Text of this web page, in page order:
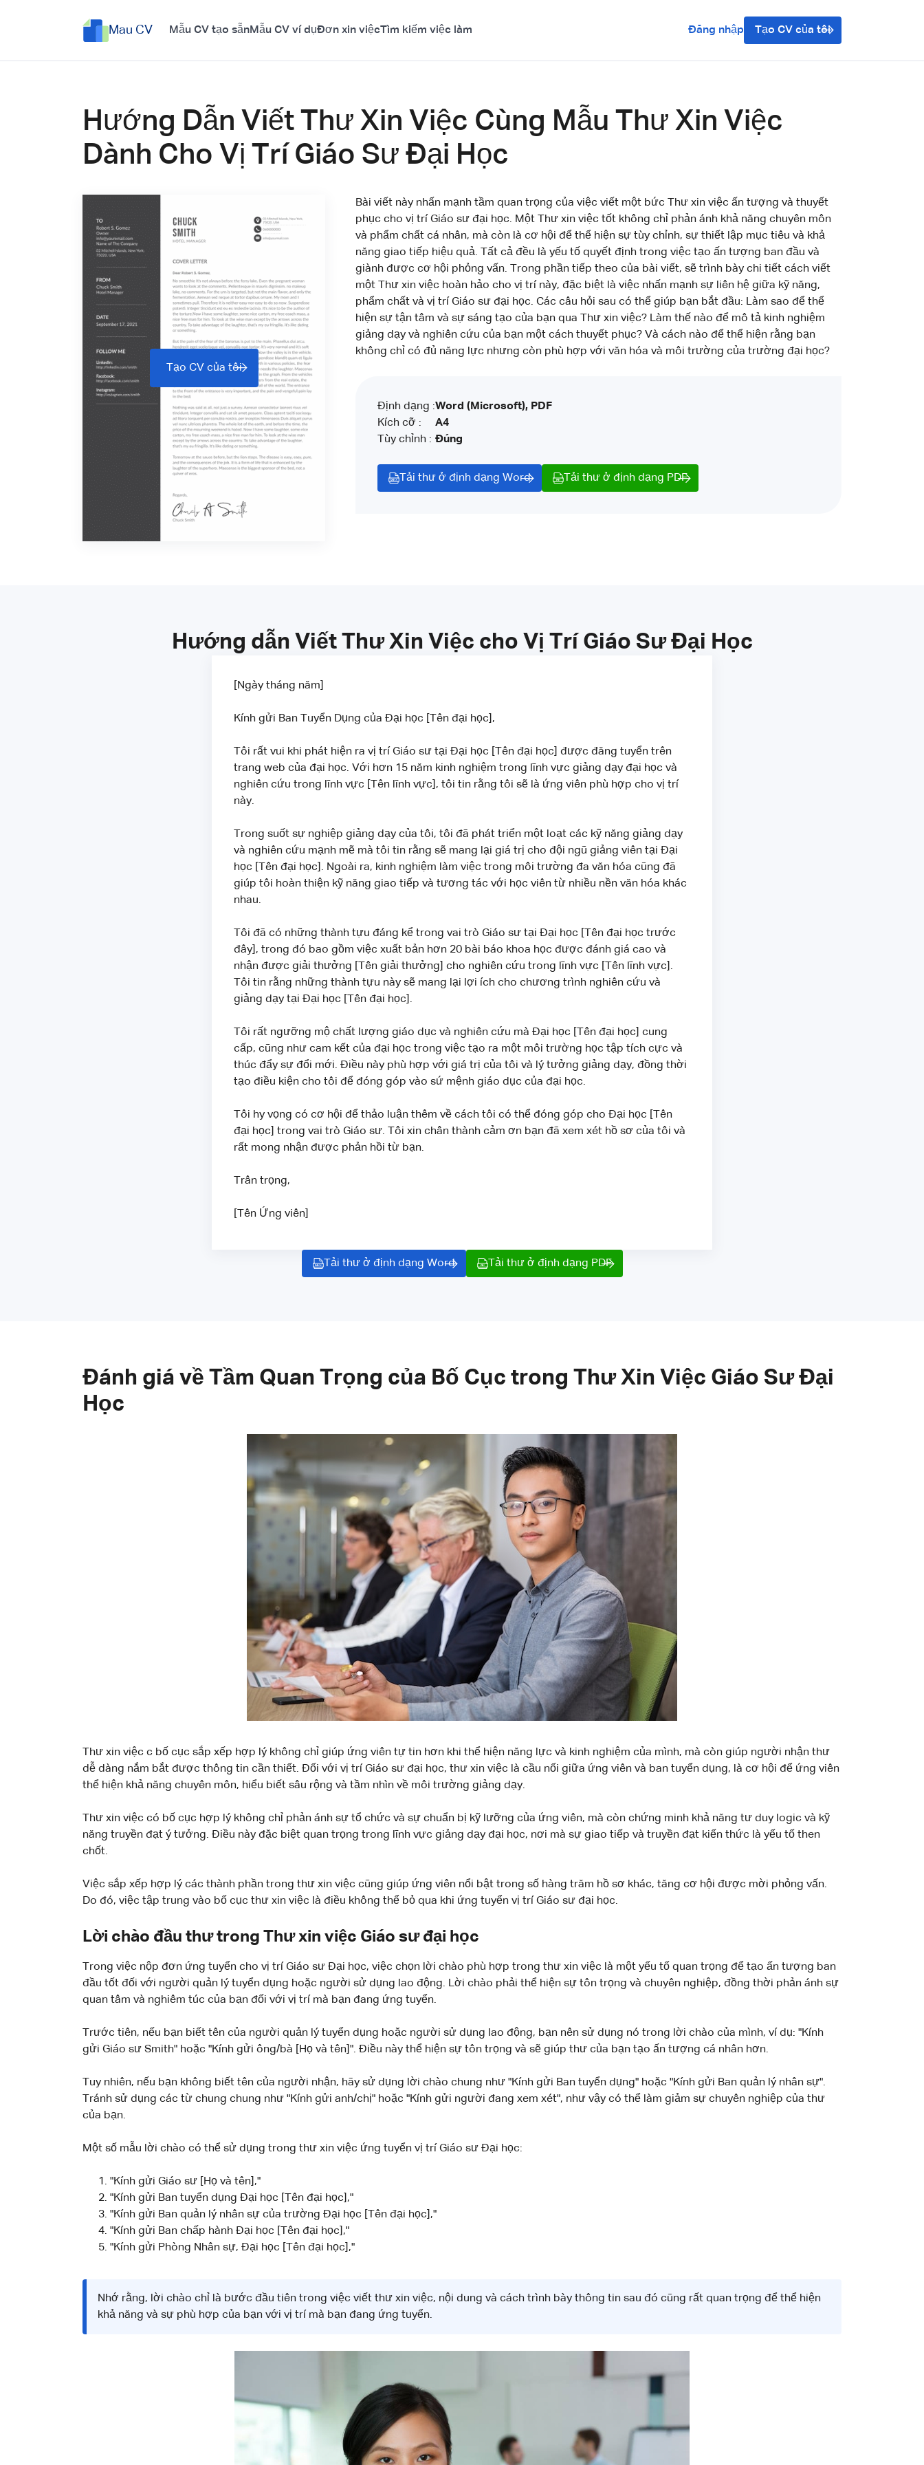
Mau CV Mẫu CV tạo sẵnMẫu CV ví dụĐơn xin việcTìm kiếm việc làm Đăng nhập Tạo CV của tôi
Hướng Dẫn Viết Thư Xin Việc Cùng Mẫu Thư Xin Việc
Dành Cho Vị Trí Giáo Sư Đại Học
Tạo CV của tôi
Bài viết này nhấn mạnh tầm quan trọng của việc viết một bức Thư xin việc ấn tượng và thuyết
phục cho vị trí Giáo sư đại học. Một Thư xin việc tốt không chỉ phản ánh khả năng chuyên môn
và phẩm chất cá nhân, mà còn là cơ hội để thể hiện sự tùy chỉnh, sự thiết lập mục tiêu và khả
năng giao tiếp hiệu quả. Tất cả đều là yếu tố quyết định trong việc tạo ấn tượng ban đầu và
giành được cơ hội phỏng vấn. Trong phần tiếp theo của bài viết, sẽ trình bày chi tiết cách viết
một Thư xin việc hoàn hảo cho vị trí này, đặc biệt là việc nhấn mạnh sự liên hệ giữa kỹ năng,
phẩm chất và vị trí Giáo sư đại học. Các câu hỏi sau có thể giúp bạn bắt đầu: Làm sao để thể
hiện sự tận tâm và sự sáng tạo của bạn qua Thư xin việc? Làm thế nào để mô tả kinh nghiệm
giảng dạy và nghiên cứu của bạn một cách thuyết phục? Và cách nào để thể hiện rằng bạn
không chỉ có đủ năng lực nhưng còn phù hợp với văn hóa và môi trường của trường đại học?
Định dạng :
Kích cỡ :
Tùy chỉnh :
Word (Microsoft), PDF
A4
Đúng
Tải thư ở định dạng Word Tải thư ở định dạng PDF
Hướng dẫn Viết Thư Xin Việc cho Vị Trí Giáo Sư Đại Học
[Ngày tháng năm]
Kính gửi Ban Tuyển Dụng của Đại học [Tên đại học],
Tôi rất vui khi phát hiện ra vị trí Giáo sư tại Đại học [Tên đại học] được đăng tuyển trên
trang web của đại học. Với hơn 15 năm kinh nghiệm trong lĩnh vực giảng dạy đại học và
nghiên cứu trong lĩnh vực [Tên lĩnh vực], tôi tin rằng tôi sẽ là ứng viên phù hợp cho vị trí
này.
Trong suốt sự nghiệp giảng dạy của tôi, tôi đã phát triển một loạt các kỹ năng giảng dạy
và nghiên cứu mạnh mẽ mà tôi tin rằng sẽ mang lại giá trị cho đội ngũ giảng viên tại Đại
học [Tên đại học]. Ngoài ra, kinh nghiệm làm việc trong môi trường đa văn hóa cũng đã
giúp tôi hoàn thiện kỹ năng giao tiếp và tương tác với học viên từ nhiều nền văn hóa khác
nhau.
Tôi đã có những thành tựu đáng kể trong vai trò Giáo sư tại Đại học [Tên đại học trước
đây], trong đó bao gồm việc xuất bản hơn 20 bài báo khoa học được đánh giá cao và
nhận được giải thưởng [Tên giải thưởng] cho nghiên cứu trong lĩnh vực [Tên lĩnh vực].
Tôi tin rằng những thành tựu này sẽ mang lại lợi ích cho chương trình nghiên cứu và
giảng dạy tại Đại học [Tên đại học].
Tôi rất ngưỡng mộ chất lượng giáo dục và nghiên cứu mà Đại học [Tên đại học] cung
cấp, cũng như cam kết của đại học trong việc tạo ra một môi trường học tập tích cực và
thúc đẩy sự đổi mới. Điều này phù hợp với giá trị của tôi và lý tưởng giảng dạy, đồng thời
tạo điều kiện cho tôi để đóng góp vào sứ mệnh giáo dục của đại học.
Tôi hy vọng có cơ hội để thảo luận thêm về cách tôi có thể đóng góp cho Đại học [Tên
đại học] trong vai trò Giáo sư. Tôi xin chân thành cảm ơn bạn đã xem xét hồ sơ của tôi và
rất mong nhận được phản hồi từ bạn.
Trân trọng,
[Tên Ứng viên]
Tải thư ở định dạng Word Tải thư ở định dạng PDF
Đánh giá về Tầm Quan Trọng của Bố Cục trong Thư Xin Việc Giáo Sư Đại
Học
Thư xin việc c bố cục sắp xếp hợp lý không chỉ giúp ứng viên tự tin hơn khi thể hiện năng lực và kinh nghiệm của mình, mà còn giúp người nhận thư
dễ dàng nắm bắt được thông tin cần thiết. Đối với vị trí Giáo sư đại học, thư xin việc là cầu nối giữa ứng viên và ban tuyển dụng, là cơ hội để ứng viên
thể hiện khả năng chuyên môn, hiểu biết sâu rộng và tầm nhìn về môi trường giảng dạy.
Thư xin việc có bố cục hợp lý không chỉ phản ánh sự tổ chức và sự chuẩn bị kỹ lưỡng của ứng viên, mà còn chứng minh khả năng tư duy logic và kỹ
năng truyền đạt ý tưởng. Điều này đặc biệt quan trọng trong lĩnh vực giảng dạy đại học, nơi mà sự giao tiếp và truyền đạt kiến thức là yếu tố then
chốt.
Việc sắp xếp hợp lý các thành phần trong thư xin việc cũng giúp ứng viên nổi bật trong số hàng trăm hồ sơ khác, tăng cơ hội được mời phỏng vấn.
Do đó, việc tập trung vào bố cục thư xin việc là điều không thể bỏ qua khi ứng tuyển vị trí Giáo sư đại học.
Lời chào đầu thư trong Thư xin việc Giáo sư đại học
Trong việc nộp đơn ứng tuyển cho vị trí Giáo sư Đại học, việc chọn lời chào phù hợp trong thư xin việc là một yếu tố quan trọng để tạo ấn tượng ban
đầu tốt đối với người quản lý tuyển dụng hoặc người sử dụng lao động. Lời chào phải thể hiện sự tôn trọng và chuyên nghiệp, đồng thời phản ánh sự
quan tâm và nghiêm túc của bạn đối với vị trí mà bạn đang ứng tuyển.
Trước tiên, nếu bạn biết tên của người quản lý tuyển dụng hoặc người sử dụng lao động, bạn nên sử dụng nó trong lời chào của mình, ví dụ: "Kính
gửi Giáo sư Smith" hoặc "Kính gửi ông/bà [Họ và tên]". Điều này thể hiện sự tôn trọng và sẽ giúp thư của bạn tạo ấn tượng cá nhân hơn.
Tuy nhiên, nếu bạn không biết tên của người nhận, hãy sử dụng lời chào chung như "Kính gửi Ban tuyển dụng" hoặc "Kính gửi Ban quản lý nhân sự".
Tránh sử dụng các từ chung chung như "Kính gửi anh/chị" hoặc "Kính gửi người đang xem xét", như vậy có thể làm giảm sự chuyên nghiệp của thư
của bạn.
Một số mẫu lời chào có thể sử dụng trong thư xin việc ứng tuyển vị trí Giáo sư Đại học:
"Kính gửi Giáo sư [Họ và tên],"
"Kính gửi Ban tuyển dụng Đại học [Tên đại học],"
"Kính gửi Ban quản lý nhân sự của trường Đại học [Tên đại học],"
"Kính gửi Ban chấp hành Đại học [Tên đại học],"
"Kính gửi Phòng Nhân sự, Đại học [Tên đại học],"
Nhớ rằng, lời chào chỉ là bước đầu tiên trong việc viết thư xin việc, nội dung và cách trình bày thông tin sau đó cũng rất quan trọng để thể hiện
khả năng và sự phù hợp của bạn với vị trí mà bạn đang ứng tuyển.